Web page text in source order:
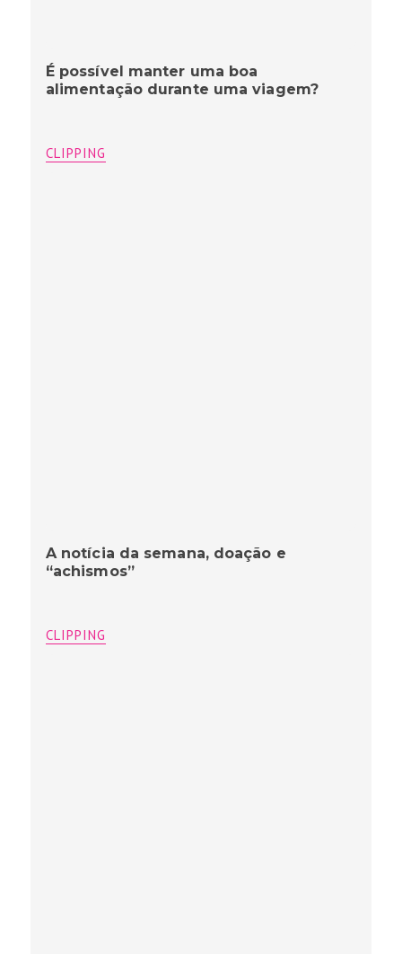
É possível manter uma boa
alimentação durante uma viagem?
CLIPPING
A notícia da semana, doação e
“achismos”
CLIPPING